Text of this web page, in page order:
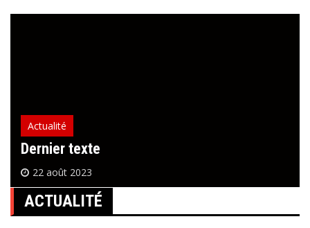
Actualité
Dernier texte
22 août 2023
ACTUALITÉ